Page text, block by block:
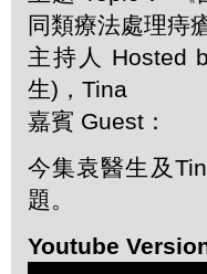
同類療法處理痔
主持人 Hosted
生)，Tina
嘉賓 Guest：
今集袁醫生及
題。
Youtube